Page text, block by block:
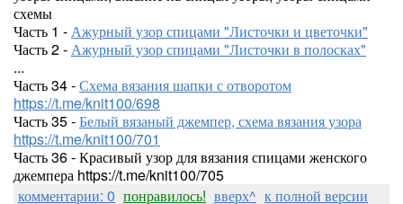
схемы
Часть 1 -Ажурный узор спицами "Листочки и цветочки"
Часть 2 -Ажурный узор спицами "Листочки в полосках"
...
Часть 34 -Схема вязания шапки с отворотом
https://t.me/knit100/698
Часть 35 -Белый вязаный джемпер, схема вязания узора
https://t.me/knit100/701
Часть 36 - Красивый узор для вязания спицами женского
джемпера https://t.me/knit100/705
комментарии: 0 понравилось! вверх^ к полной версии